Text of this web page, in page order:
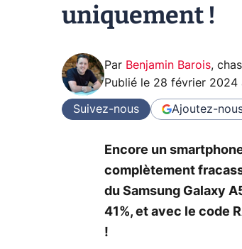
uniquement !
Par Benjamin Barois,
Publié le 28 février 2024
Suivez-nous Ajoutez-
Encore un
complètement
du Samsung Galaxy
41%, et avec le code
!